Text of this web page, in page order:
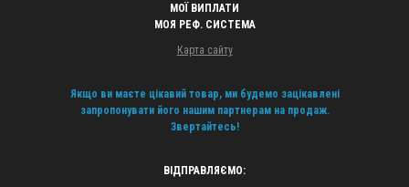
МОЇ ВИПЛАТИ
МОЯ РЕФ. СИСТЕМА
Карта сайту
Якщо ви маєте цікавий товар, ми будемо зацікавлені
запропонувати його нашим партнерам на продаж.
Звертайтесь!
ВІДПРАВЛЯЄМО: